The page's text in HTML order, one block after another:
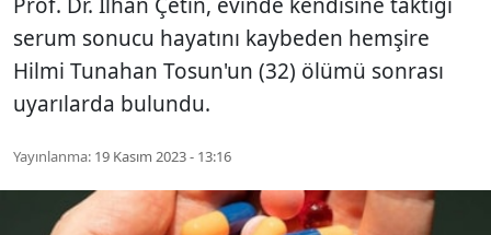
serum sonucu hayatını kaybeden hemşire
Hilmi Tunahan Tosun'un (32) ölümü sonrası
uyarılarda bulundu.
Yayınlanma: 19 Kasım 2023 - 13:16